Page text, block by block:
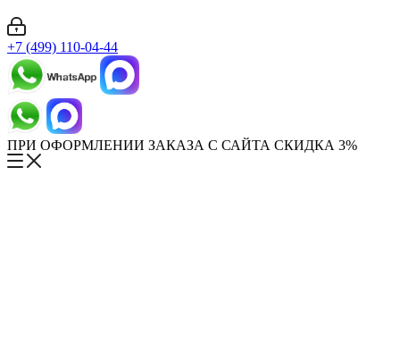
+7 (499) 110-04-44
ПРИ ОФОРМЛЕНИИ ЗАКАЗА С САЙТА СКИДКА 3%